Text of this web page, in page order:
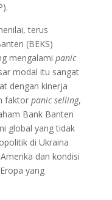
terus
(BEKS)
mengalami panic
modal itu sangat
dengan kinerja
faktor panic selling,
Bank Banten
global yang tidak
di Ukraina
dan kondisi
yang